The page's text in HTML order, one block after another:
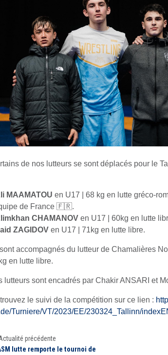
de nos lutteurs se sont déplacés pour le
MAAMATOU en U17 | 68 kg en lutte gréco-
de France 🇫🇷.
CHAMANOV en U17 | 60kg en lutte
ZAGIDOV en U17 | 71kg en lutte libre.
sont accompagnés du lutteur de Chamalières
en lutte libre.
lutteurs sont encadrés par Chakir ANSARI et
le suivi de la compétition sur ce lien :
Turniere/VT/2023/EE/230324_Tallinn/
précédente
lutte remporte le tournoi de